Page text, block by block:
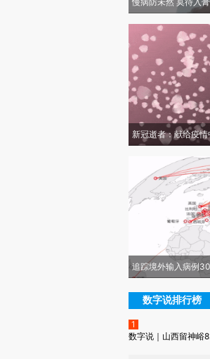
新冠逝者：献给疫
追踪境外输入病例
数字说排行榜
1
数字说｜山西留神峪